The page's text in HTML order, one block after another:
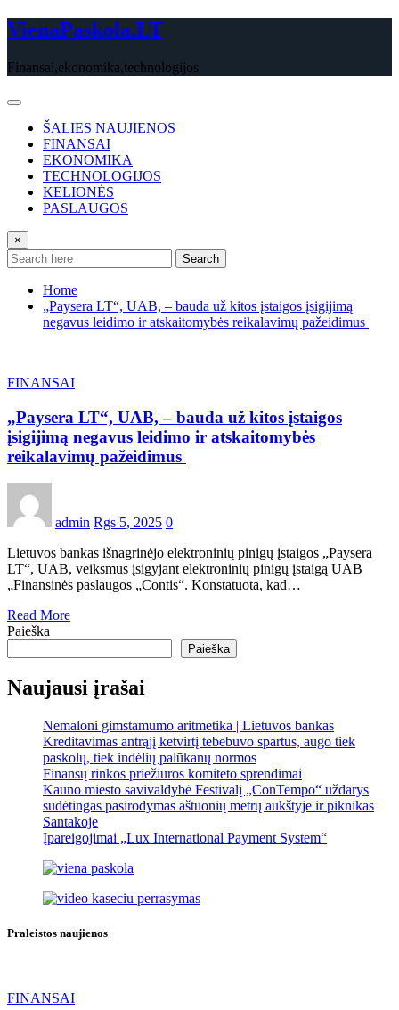
Skip
to
VienaPaskola.LT
Finansai,ekonomika,technologijos
ŠALIES NAUJIENOS
FINANSAI
EKONOMIKA
TECHNOLOGIJOS
KELIONĖS
PASLAUGOS
×
Search
Home
„Paysera LT“, UAB, – bauda už kitos įstaigos įsigijimą
negavus leidimo ir atskaitomybės reikalavimų pažeidimus
FINANSAI
„Paysera LT“, UAB, – bauda už kitos įstaigos
įsigijimą negavus leidimo ir atskaitomybės
reikalavimų pažeidimus
admin Rgs 5, 2025 0
Lietuvos bankas išnagrinėjo elektroninių pinigų įstaigos „Paysera
LT“, UAB, veiksmus įsigyjant elektroninių pinigų įstaigą UAB
„Finansinės paslaugos „Contis“. Konstatuota, kad…
Read More
Paieška
Paieška
Naujausi įrašai
Nemaloni gimstamumo aritmetika | Lietuvos bankas
Kreditavimas antrąjį ketvirtį tebebuvo spartus, augo tiek
paskolų, tiek indėlių palūkanų normos
Finansų rinkos priežiūros komiteto sprendimai
Kauno miesto savivaldybė Festivalį „ConTempo“ uždarys
sudėtingas pasirodymas aštuonių metrų aukštyje ir piknikas
Santakoje
Įpareigojimai „Lux International Payment System“
Praleistos naujienos
FINANSAI